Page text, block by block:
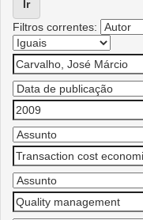
Filtros correntes: